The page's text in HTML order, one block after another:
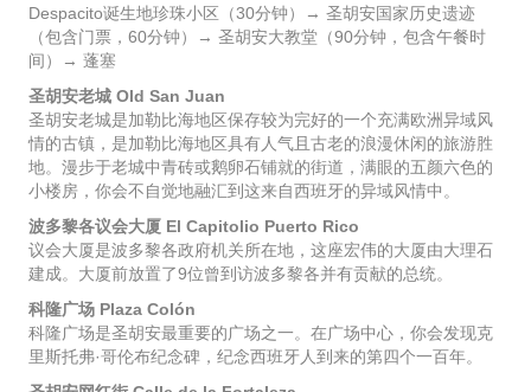
Despacito诞生地珍珠小区（30分钟）→ 圣胡安国家历史遗迹
（包含门票，60分钟）→ 圣胡安大教堂（90分钟，包含午餐时
间）→ 蓬塞
圣胡安老城 Old San Juan
圣胡安老城是加勒比海地区保存较为完好的一个充满欧洲异域风
情的古镇，是加勒比海地区具有人气且古老的浪漫休闲的旅游胜
地。漫步于老城中青砖或鹅卵石铺就的街道，满眼的五颜六色的
小楼房，你会不自觉地融汇到这来自西班牙的异域风情中。
波多黎各议会大厦 El Capitolio Puerto Rico
议会大厦是波多黎各政府机关所在地，这座宏伟的大厦由大理石
建成。大厦前放置了9位曾到访波多黎各并有贡献的总统。
科隆广场 Plaza Colón
科隆广场是圣胡安最重要的广场之一。在广场中心，你会发现克
里斯托弗·哥伦布纪念碑，纪念西班牙人到来的第四个一百年。